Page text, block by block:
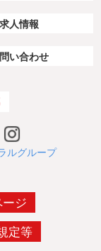
求人情報
い合わせ
ルグループ
ジ
定等